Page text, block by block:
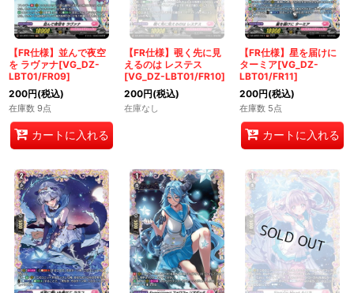
【FR仕様】並んで夜空
を ラヴァナ[VG_DZ-
LBT01/FR09]
200円(税込)
在庫数 9点
カートに入れる
【FR仕様】覗く先に見
えるのは レステス
[VG_DZ-LBT01/FR10]
200円(税込)
在庫なし
【FR仕様】星を届けに
ターミア[VG_DZ-
LBT01/FR11]
200円(税込)
在庫数 5点
カートに入れる